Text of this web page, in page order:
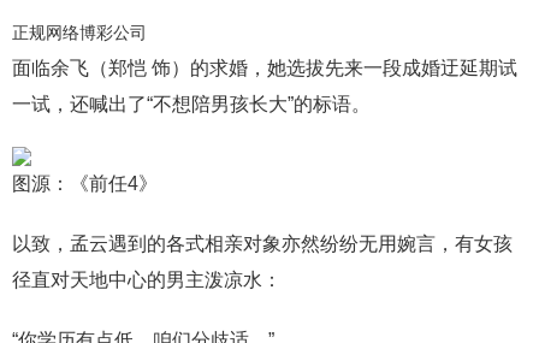
正规网络博彩公司
面临余飞（郑恺 饰）的求婚，她选拔先来一段成婚迂延期试
一试，还喊出了“不想陪男孩长大”的标语。
图源：《前任4》
以致，孟云遇到的各式相亲对象亦然纷纷无用婉言，有女孩
径直对天地中心的男主泼凉水：